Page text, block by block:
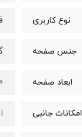
نوع کاربری
جنس صفحه
ابعاد صفحه
امکانات جانبی